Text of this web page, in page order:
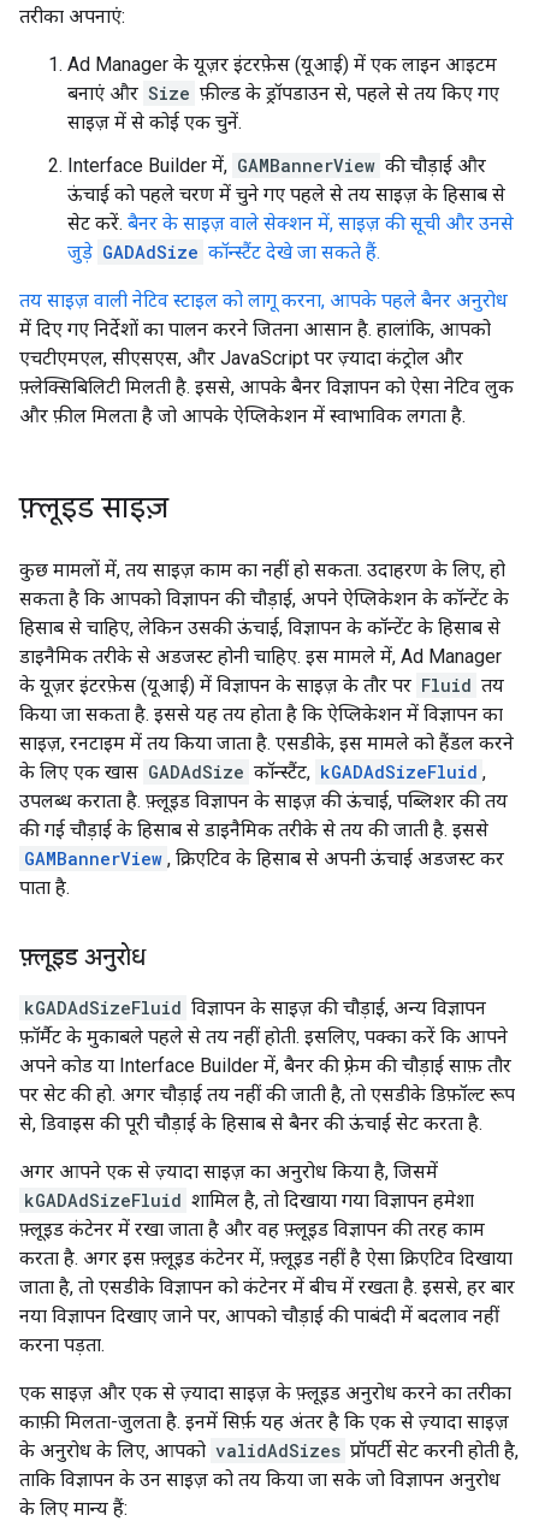
तरीका अपनाएं:
Ad Manager के यूज़र इंटरफ़ेस (यूआई) में एक लाइन आइटम
बनाएं और Size फ़ील्ड के ड्रॉपडाउन से, पहले से तय किए गए
साइज़ में से कोई एक चुनें.
Interface Builder में, GAMBannerView की चौड़ाई और
ऊंचाई को पहले चरण में चुने गए पहले से तय साइज़ के हिसाब से
सेट करें. बैनर के साइज़ वाले सेक्शन में, साइज़ की सूची और उनसे
जुड़े GADAdSize कॉन्स्टैंट देखे जा सकते हैं.
तय साइज़ वाली नेटिव स्टाइल को लागू करना, आपके पहले बैनर अनुरोध
में दिए गए निर्देशों का पालन करने जितना आसान है. हालांकि, आपको
एचटीएमएल, सीएसएस, और JavaScript पर ज़्यादा कंट्रोल और
फ़्लेक्सिबिलिटी मिलती है. इससे, आपके बैनर विज्ञापन को ऐसा नेटिव लुक
और फ़ील मिलता है जो आपके ऐप्लिकेशन में स्वाभाविक लगता है.
फ़्लूइड साइज़
कुछ मामलों में, तय साइज़ काम का नहीं हो सकता. उदाहरण के लिए, हो
सकता है कि आपको विज्ञापन की चौड़ाई, अपने ऐप्लिकेशन के कॉन्टेंट के
हिसाब से चाहिए, लेकिन उसकी ऊंचाई, विज्ञापन के कॉन्टेंट के हिसाब से
डाइनैमिक तरीके से अडजस्ट होनी चाहिए. इस मामले में, Ad Manager
के यूज़र इंटरफ़ेस (यूआई) में विज्ञापन के साइज़ के तौर पर Fluid तय
किया जा सकता है. इससे यह तय होता है कि ऐप्लिकेशन में विज्ञापन का
साइज़, रनटाइम में तय किया जाता है. एसडीके, इस मामले को हैंडल करने
के लिए एक खास GADAdSize कॉन्स्टैंट, kGADAdSizeFluid ,
उपलब्ध कराता है. फ़्लूइड विज्ञापन के साइज़ की ऊंचाई, पब्लिशर की तय
की गई चौड़ाई के हिसाब से डाइनैमिक तरीके से तय की जाती है. इससे
GAMBannerView , क्रिएटिव के हिसाब से अपनी ऊंचाई अडजस्ट कर
पाता है.
फ़्लूइड अनुरोध
kGADAdSizeFluid विज्ञापन के साइज़ की चौड़ाई, अन्य विज्ञापन
फ़ॉर्मैट के मुकाबले पहले से तय नहीं होती. इसलिए, पक्का करें कि आपने
अपने कोड या Interface Builder में, बैनर की फ़्रेम की चौड़ाई साफ़ तौर
पर सेट की हो. अगर चौड़ाई तय नहीं की जाती है, तो एसडीके डिफ़ॉल्ट रूप
से, डिवाइस की पूरी चौड़ाई के हिसाब से बैनर की ऊंचाई सेट करता है.
अगर आपने एक से ज़्यादा साइज़ का अनुरोध किया है, जिसमें
kGADAdSizeFluid शामिल है, तो दिखाया गया विज्ञापन हमेशा
फ़्लूइड कंटेनर में रखा जाता है और वह फ़्लूइड विज्ञापन की तरह काम
करता है. अगर इस फ़्लूइड कंटेनर में, फ़्लूइड नहीं है ऐसा क्रिएटिव दिखाया
जाता है, तो एसडीके विज्ञापन को कंटेनर में बीच में रखता है. इससे, हर बार
नया विज्ञापन दिखाए जाने पर, आपको चौड़ाई की पाबंदी में बदलाव नहीं
करना पड़ता.
एक साइज़ और एक से ज़्यादा साइज़ के फ़्लूइड अनुरोध करने का तरीका
काफ़ी मिलता-जुलता है. इनमें सिर्फ़ यह अंतर है कि एक से ज़्यादा साइज़
के अनुरोध के लिए, आपको validAdSizes प्रॉपर्टी सेट करनी होती है,
ताकि विज्ञापन के उन साइज़ को तय किया जा सके जो विज्ञापन अनुरोध
के लिए मान्य हैं: